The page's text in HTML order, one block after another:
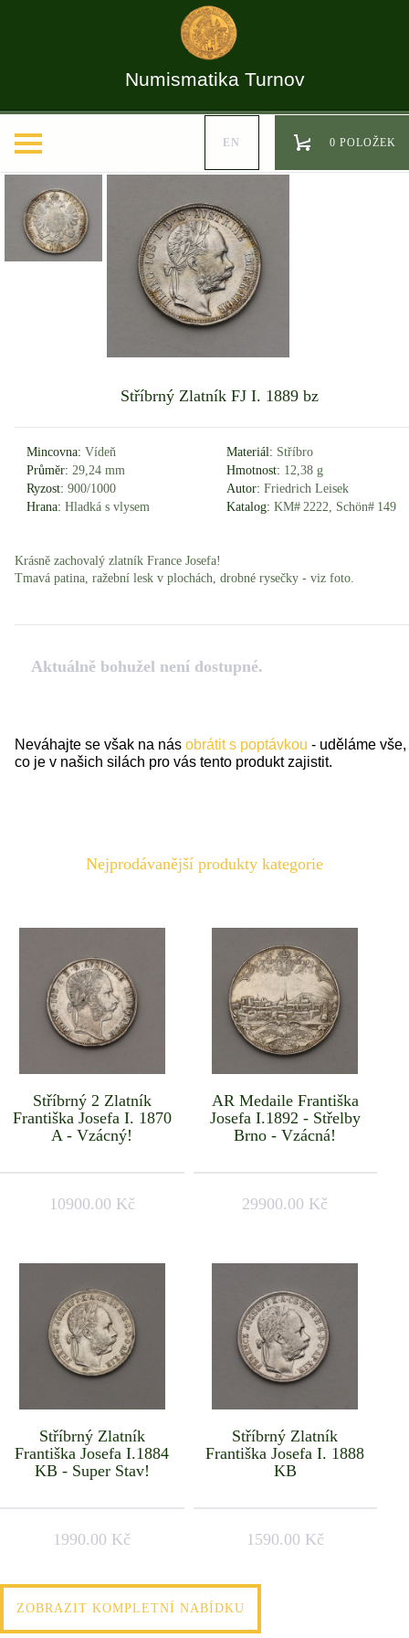
Numismatika Turnov
EN 0 POLOŽEK
Stříbrný Zlatník FJ I. 1889 bz
Mincovna: Vídeň Materiál: Stříbro
Průměr: 29,24 mm Hmotnost: 12,38 g
Ryzost: 900/1000 Autor: Friedrich Leisek
Hrana: Hladká s vlysem Katalog: KM# 2222, Schön# 149
Krásně zachovalý zlatník France Josefa!
Tmavá patina, ražební lesk v plochách, drobné rysečky - viz foto.
Aktuálně bohužel není dostupné.
Neváhajte se však na nás obrátit s poptávkou - uděláme vše,
co je v našich silách pro vás tento produkt zajistit.
Nejprodávanější produkty kategorie
Stříbrný 2 Zlatník
Františka Josefa I. 1870
A - Vzácný!
10900.00 Kč
AR Medaile Františka
Josefa I.1892 - Střelby
Brno - Vzácná!
29900.00 Kč
Stříbrný Zlatník
Františka Josefa I.1884
KB - Super Stav!
1990.00 Kč
Stříbrný Zlatník
Františka Josefa I. 1888
KB
1590.00 Kč
ZOBRAZIT KOMPLETNÍ NABÍDKU